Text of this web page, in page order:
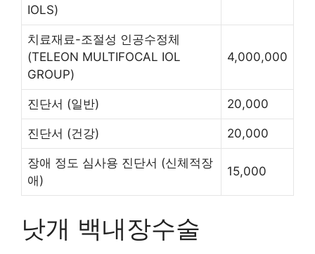
IOLS)
치료재료-조절성 인공수정체
(TELEON MULTIFOCAL IOL
GROUP)
4,000,000
진단서 (일반) 20,000
진단서 (건강) 20,000
장애 정도 심사용 진단서 (신체적장
애)
15,000
낫개 백내장수술